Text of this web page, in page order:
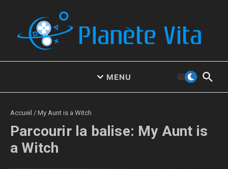
MENU
Accueil / My Aunt is a Witch
Parcourir la balise: My Aunt is
a Witch